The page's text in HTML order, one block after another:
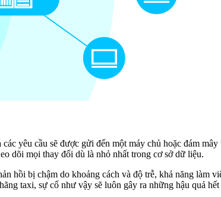
yêu cầu sẽ được gửi đến một máy chủ hoặc đám
dõi mọi thay đổi dù là nhỏ nhất trong cơ sở dữ liệu.
hồi bị chậm do khoảng cách và độ trễ, khả năng làm
taxi, sự cố như vậy sẽ luôn gây ra những hậu quả